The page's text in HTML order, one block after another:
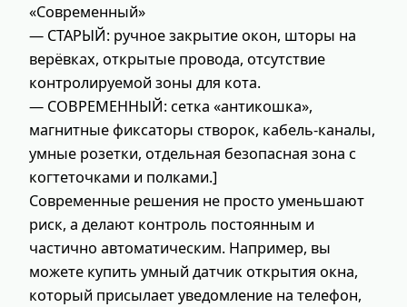
«Современный»
— СТАРЫЙ: ручное закрытие окон, шторы на
верёвках, открытые провода, отсутствие
контролируемой зоны для кота.
— СОВРЕМЕННЫЙ: сетка «антикошка»,
магнитные фиксаторы створок, кабель-каналы,
умные розетки, отдельная безопасная зона с
когтеточками и полками.]
Современные решения не просто уменьшают
риск, а делают контроль постоянным и
частично автоматическим. Например, вы
можете купить умный датчик открытия окна,
который присылает уведомление на телефон,